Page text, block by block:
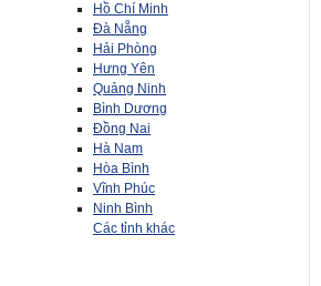
Hồ Chí Minh
Đà Nẵng
Hải Phòng
Hưng Yên
Quảng Ninh
Bình Dương
Đồng Nai
Hà Nam
Hòa Bình
Vĩnh Phúc
Ninh Bình
Các tỉnh khác